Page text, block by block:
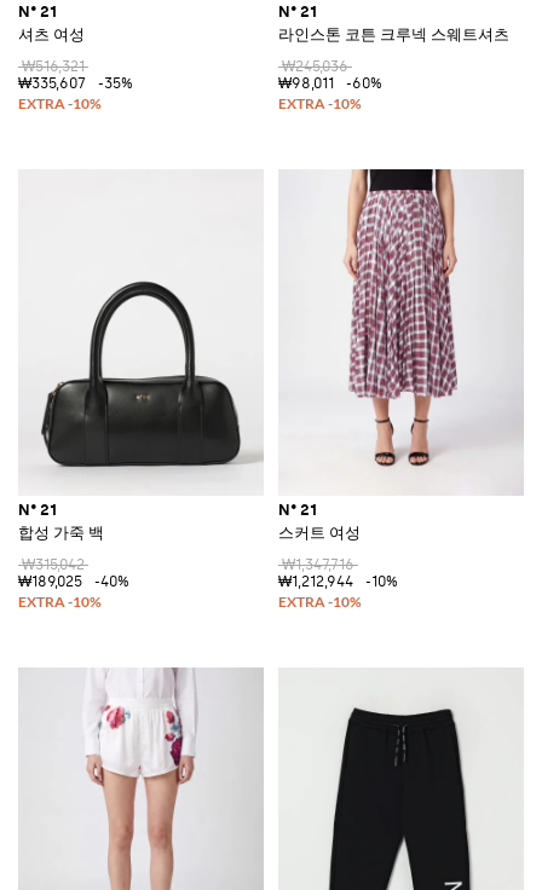
N° 21
셔츠 여성
₩516,321
₩335,607
-35%
N° 21
라인스톤 코튼 크루넥 스웨트셔츠
₩245,036
₩98,011
-60%
N° 21
합성 가죽 백
₩315,042
₩189,025
-40%
N° 21
스커트 여성
₩1,347,716
₩1,212,944
-10%